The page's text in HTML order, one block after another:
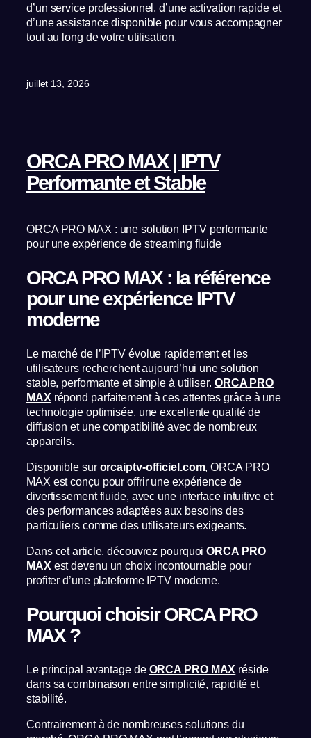
d’un service professionnel, d’une activation rapide et
d’une assistance disponible pour vous accompagner
tout au long de votre utilisation.
juillet 13, 2026
ORCA PRO MAX | IPTV
Performante et Stable
ORCA PRO MAX : une solution IPTV performante
pour une expérience de streaming fluide
ORCA PRO MAX : la référence
pour une expérience IPTV
moderne
Le marché de l’IPTV évolue rapidement et les
utilisateurs recherchent aujourd’hui une solution
stable, performante et simple à utiliser. ORCA PRO
MAX répond parfaitement à ces attentes grâce à une
technologie optimisée, une excellente qualité de
diffusion et une compatibilité avec de nombreux
appareils.
Disponible sur orcaiptv-officiel.com, ORCA PRO
MAX est conçu pour offrir une expérience de
divertissement fluide, avec une interface intuitive et
des performances adaptées aux besoins des
particuliers comme des utilisateurs exigeants.
Dans cet article, découvrez pourquoiORCA PRO
MAX est devenu un choix incontournable pour
profiter d’une plateforme IPTV moderne.
Pourquoi choisir ORCA PRO
MAX ?
Le principal avantage de ORCA PRO MAX réside
dans sa combinaison entre simplicité, rapidité et
stabilité.
Contrairement à de nombreuses solutions du